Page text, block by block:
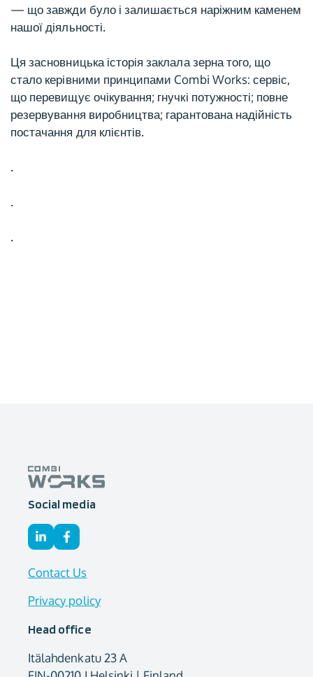
— що завжди було і залишається наріжним каменем
нашої діяльності.
Ця засновницька історія заклала зерна того, що
стало керівними принципами Combi Works: сервіс,
що перевищує очікування; гнучкі потужності; повне
резервування виробництва; гарантована надійність
постачання для клієнтів.
.
.
.
Head office
Itälahdenkatu 23 A
Social media
Contact Us
Privacy policy